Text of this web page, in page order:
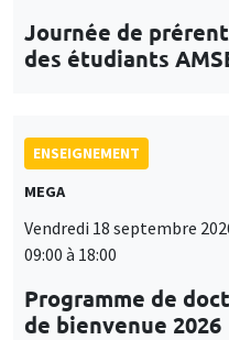
Journée de
des étudiants
ENSEIGNEMENT
MEGA
Vendredi 18 septembre
09:00 à 18:00
Programme de
de bienvenue 2026